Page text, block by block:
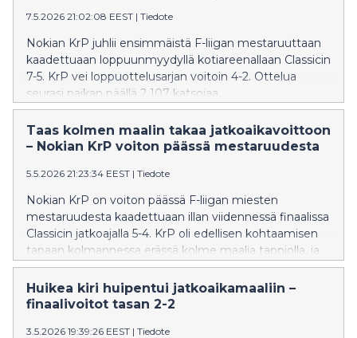
7.5.2026 21:02:08 EEST | Tiedote
Nokian KrP juhlii ensimmäistä F-liigan mestaruuttaan
kaadettuaan loppuunmyydyllä kotiareenallaan Classicin
7-5. KrP vei loppuottelusarjan voitoin 4-2. Ottelua
seurasi paikan päällä 2 107 katsojaa.
Taas kolmen maalin takaa jatkoaikavoittoon
– Nokian KrP voiton päässä mestaruudesta
5.5.2026 21:23:34 EEST | Tiedote
Nokian KrP on voiton päässä F-liigan miesten
mestaruudesta kaadettuaan illan viidennessä finaalissa
Classicin jatkoajalla 5-4. KrP oli edellisen kohtaamisen
tapaan kolmannessa erässä kolme maalia tappiolla, ja
ratkaisijaksikin nousi sama mies. Viimeksi hattutempun
ja jatkoaikamaalin tehnyt Luukas Hyvärinen osui
tänään neljästi, ja maaleista yksi oli jälleen
Huikea kiri huipentui jatkoaikamaaliin –
finaalivoitot tasan 2-2
3.5.2026 19:39:26 EEST | Tiedote